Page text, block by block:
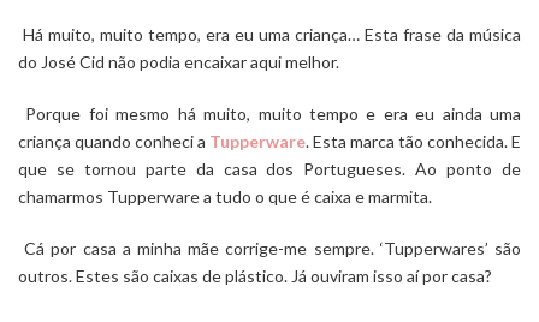
Há muito, muito tempo, era eu uma criança… Esta frase da música
do José Cid não podia encaixar aqui melhor.
Porque foi mesmo há muito, muito tempo e era eu ainda uma
criança quando conheci a Tupperware. Esta marca tão conhecida. E
que se tornou parte da casa dos Portugueses. Ao ponto de
chamarmos Tupperware a tudo o que é caixa e marmita.
Cá por casa a minha mãe corrige-me sempre. ‘Tupperwares’ são
outros. Estes são caixas de plástico. Já ouviram isso aí por casa?